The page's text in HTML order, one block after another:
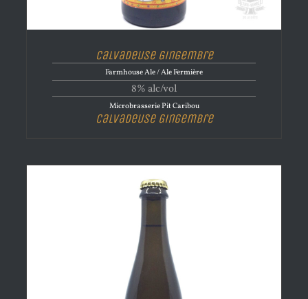
Calvadeuse Gingembre
Farmhouse Ale / Ale Fermière
8% alc/vol
Microbrasserie Pit Caribou
Calvadeuse Gingembre